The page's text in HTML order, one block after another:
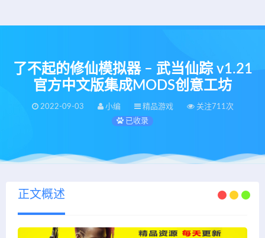
了不起的修仙模拟器 – 武当仙踪 v1.21
官方中文版集成MODS创意工坊
2022-09-03 小编 精品游戏
关注711次
已收录
正文概述